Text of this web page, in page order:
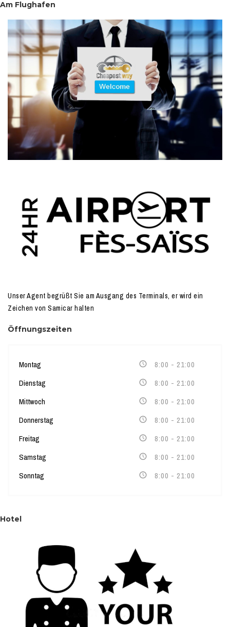
Am Flughafen
Unser Agent begrüßt Sie am Ausgang des Terminals, er wird ein
Zeichen von Samicar halten
Öffnungszeiten
Montag
8:00 - 21:00
Dienstag
8:00 - 21:00
Mittwoch
8:00 - 21:00
Donnerstag
8:00 - 21:00
Freitag
8:00 - 21:00
Samstag
8:00 - 21:00
Sonntag
8:00 - 21:00
Hotel